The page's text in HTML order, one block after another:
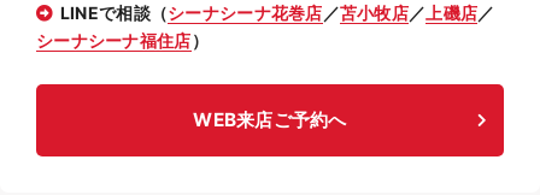
LINEで相談（シーナシーナ花巻店 ／苫小牧店／ 上磯店／
シーナシーナ福住店）
WEB来店ご予約へ